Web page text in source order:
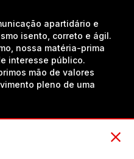
apartidário e
isento, correto e ágil.
nossa matéria-prima
interesse público.
mão de valores
pleno de uma